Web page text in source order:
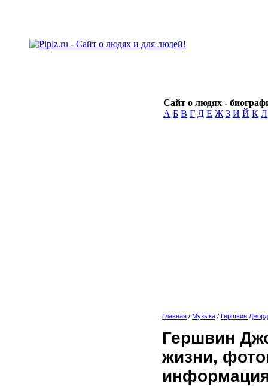
Сайт о людях -
А Б В Г Д Е Ж З И Й К Л
Главная / Музыка / Гершвин
Гершвин
жизни,